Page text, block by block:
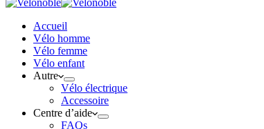
Accueil
Vélo homme
Vélo femme
Vélo enfant
Autre
Vélo électrique
Accessoire
Centre d’aide
FAQs